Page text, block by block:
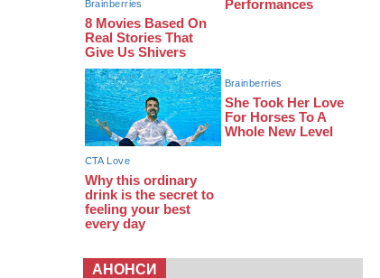
07:30 Понад 968 мільйонів гривень
земельного податку сплатили на
Черкащині
06 СЕРПНЯ 2026, ЧЕТВЕР
21:13 Вісім медалей, з яких чотири
золоті: черкаські спортсмени
тріумфували на чемпіонаті України
АНОНСИ